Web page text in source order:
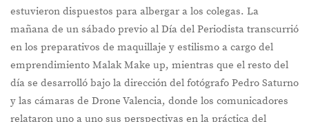
estuvieron dispuestos para albergar a los colegas. La
mañana de un sábado previo al Día del Periodista transcurrió
en los preparativos de maquillaje y estilismo a cargo del
emprendimiento Malak Make up, mientras que el resto del
día se desarrolló bajo la dirección del fotógrafo Pedro Saturno
y las cámaras de Drone Valencia, donde los comunicadores
relataron uno a uno sus perspectivas en la práctica del